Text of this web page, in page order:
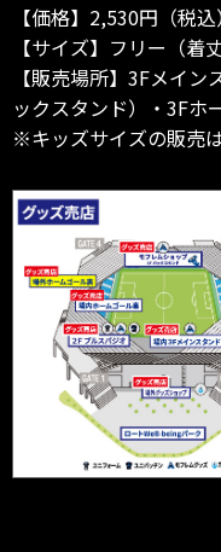
【価格】2,530円（税込）
【サイズ】フリー（着
【販売場所】3Fメイ
ックスタンド）・3Fホ
※キッズサイズの販売